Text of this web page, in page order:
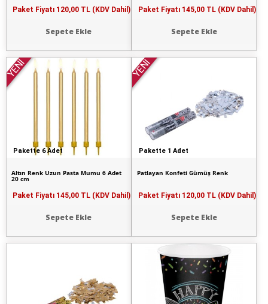
Paket Fiyatı 120,00 TL (KDV Dahil)
Sepete Ekle
Paket Fiyatı 145,00 TL (KDV Dahil)
Sepete Ekle
Pakette 6 Adet
YENİ
Altın Renk Uzun Pasta Mumu 6 Adet
20 cm
Paket Fiyatı 145,00 TL (KDV Dahil)
Sepete Ekle
Pakette 1 Adet
YENİ
Patlayan Konfeti Gümüş Renk
Paket Fiyatı 120,00 TL (KDV Dahil)
Sepete Ekle